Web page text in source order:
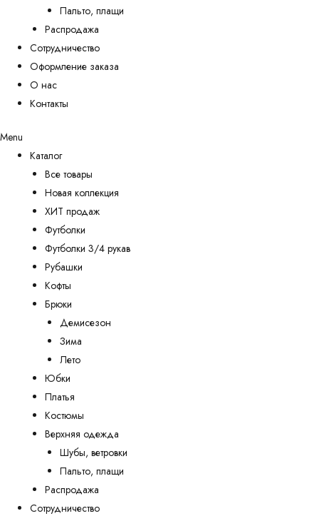
Пальто, плащи
Распродажа
Сотрудничество
Оформление заказа
О нас
Контакты
Menu
Каталог
Все товары
Новая коллекция
ХИТ продаж
Футболки
Футболки 3/4 рукав
Рубашки
Кофты
Брюки
Демисезон
Зима
Лето
Юбки
Платья
Костюмы
Верхняя одежда
Шубы, ветровки
Пальто, плащи
Распродажа
Сотрудничество